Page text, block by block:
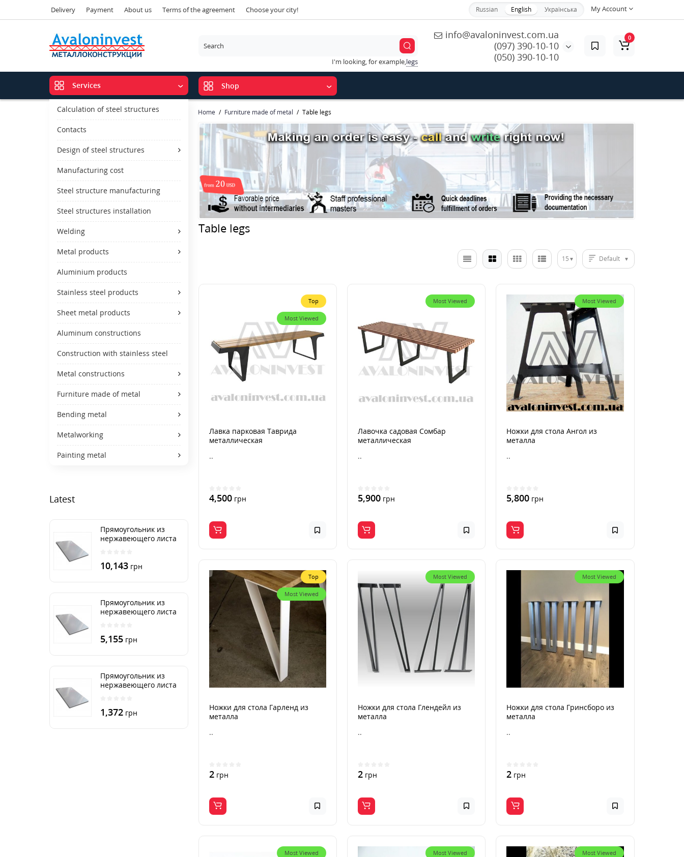
Delivery Payment About us Terms of the agreement Choose your city! My Account
Russian English Українська
info@avaloninvest.com.ua
(097) 390-10-10
(050) 390-10-10
I'm looking, for example,legs
0
Services
Calculation of steel structures
Contacts
Design of steel structures
Manufacturing cost
Steel structure manufacturing
Steel structures installation
Welding
Metal products
Aluminium products
Stainless steel products
Sheet metal products
Aluminum constructions
Construction with stainless steel
Metal constructions
Furniture made of metal
Bending metal
Metalworking
Painting metal
Shop
Home Furniture made of metal Table legs
Latest
Прямоугольник из
нержавеющего листа
10,143 грн
Прямоугольник из
нержавеющего листа
5,155 грн
Прямоугольник из
нержавеющего листа
1,372 грн
Table legs
15 Default
Top
Most Viewed
Лавка парковая Таврида
металлическая
..
4,500грн
Most Viewed
Лавочка садовая Сомбар
металлическая
..
5,900грн
Most Viewed
Ножки для стола Ангол из
металла
..
5,800 грн
Top
Most Viewed
Ножки для стола Гарленд из
металла
..
2грн
Most Viewed
Ножки для стола Глендейл из
металла
..
2грн
Most Viewed
Ножки для стола Гринсборо из
металла
..
2 грн
Most Viewed Most Viewed Most Viewed